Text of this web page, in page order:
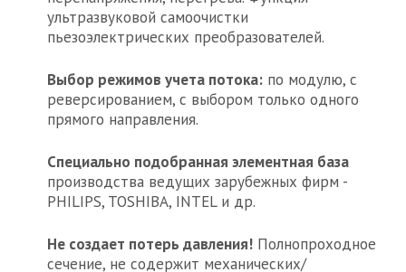
ультразвуковой самоочистки
пьезоэлектрических преобразователей.
Выбор режимов учета потока: по модулю, с
реверсированием, с выбором только одного
прямого направления.
Специально подобранная элементная база
производства ведущих зарубежных фирм -
PHILIPS, TOSHIBA, INTEL и др.
Не создает потерь давления! Полнопроходное
сечение, не содержит механических/